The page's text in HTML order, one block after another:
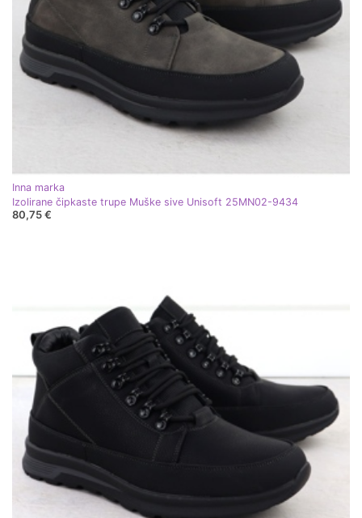
Inna marka
Izolirane čipkaste trupe Muške sive Unisoft 25MN02-9434
80,75 €